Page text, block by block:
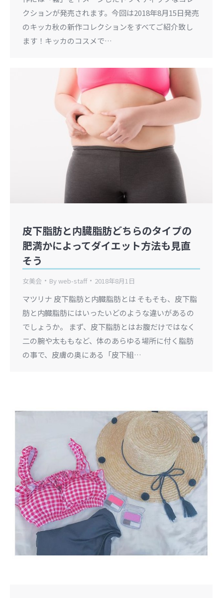
クションが発売されます。今回は2018年8月15日発売
のキッカ秋の新作コレクションをすべてご紹介致し
ます！キッカのコスメで…
皮下脂肪と内臓脂肪どちらのタイプの
肥満かによってダイエット方法も見直
そう
女美会 Byweb-staff 2018年8月1日
マツリナ 皮下脂肪と内臓脂肪とは そもそも、皮下脂
肪と内臓脂肪にはいったいどのような違いがあるの
でしょうか。 まず、皮下脂肪とはお腹だけではなく
二の腕や太ももなど、体のあらゆる場所に付く脂肪
の事で、皮膚の奥にある「皮下組…